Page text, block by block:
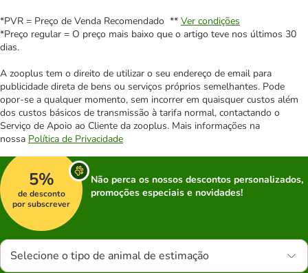
*PVR = Preço de Venda Recomendado ** Ver condições
*Preço regular = O preço mais baixo que o artigo teve nos últimos 30
dias.
A zooplus tem o direito de utilizar o seu endereço de email para
publicidade direta de bens ou serviços próprios semelhantes. Pode
opor-se a qualquer momento, sem incorrer em quaisquer custos além
dos custos básicos de transmissão à tarifa normal, contactando o
Serviço de Apoio ao Cliente da zooplus. Mais informações na
nossa Política de Privacidade
5%
de desconto
por subscrever
Não perca os nossos descontos personalizados,
promoções especiais e novidades!
Selecione o tipo de animal de estimação